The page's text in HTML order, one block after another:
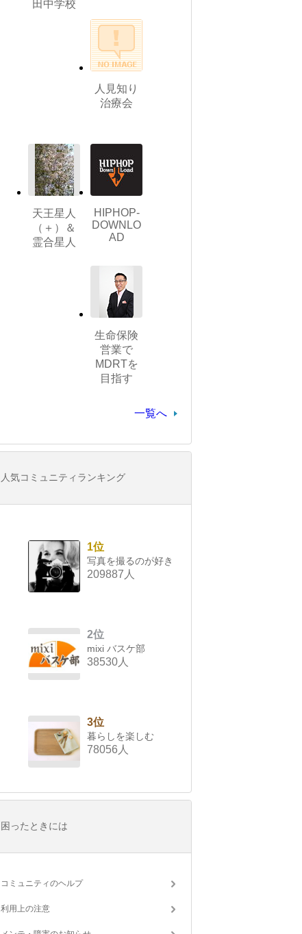
田中学校
人見知り
治療会
天王星人
（＋）＆
霊合星人
HIPHOP-
DOWNLO
AD
生命保険
営業で
MDRTを
目指す
一覧へ
人気コミュニティランキング
1位
写真を撮るのが好き
209887人
2位
mixi バスケ部
38530人
3位
暮らしを楽しむ
78056人
困ったときには
コミュニティのヘルプ
利用上の注意